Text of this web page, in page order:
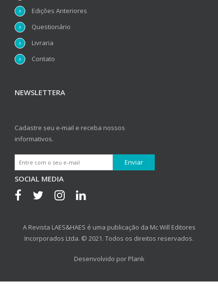
Edições Anteriores
Questionário
Livraria
Contato
NEWSLETTERA
Cadastre seu e-mail e receba nossos
informativos.
SOCIAL MEDIA
A Revista LAES&HAES é uma publicação da Mc Will Editores
Incorporados Ltda. © 2021. Todos os direitos reservados.
Desenvolvido por Plank